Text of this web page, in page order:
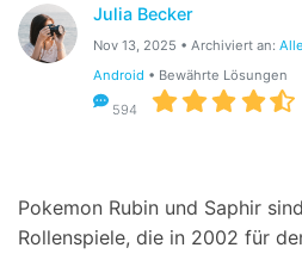
Julia Becker
Nov 13, 2025 • Archiviert an:
Android • Bewährte Lösungen
594
Pokemon Rubin und Saphir
Rollenspiele, die in 2002 für